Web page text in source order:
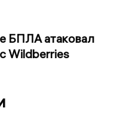
БПЛА атаковал
Wildberries